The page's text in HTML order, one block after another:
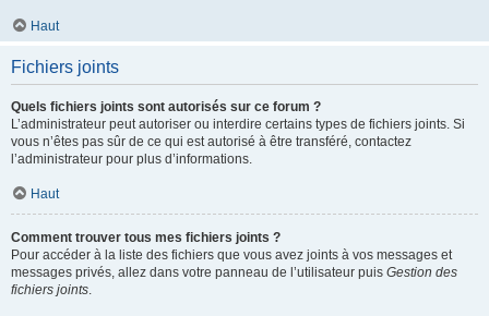
Haut
Fichiers joints
Quels fichiers joints sont autorisés sur ce forum ?
L’administrateur peut autoriser ou interdire certains types de fichiers joints. Si
vous n’êtes pas sûr de ce qui est autorisé à être transféré, contactez
l’administrateur pour plus d’informations.
Haut
Comment trouver tous mes fichiers joints ?
Pour accéder à la liste des fichiers que vous avez joints à vos messages et
messages privés, allez dans votre panneau de l’utilisateur puis Gestion des
fichiers joints.